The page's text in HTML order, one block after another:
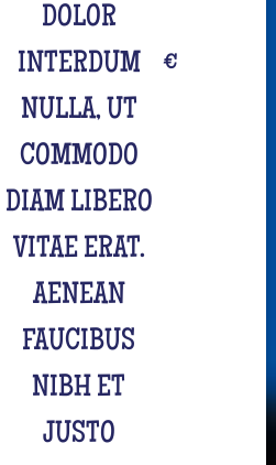
DOLOR
INTERDUM
NULLA, UT
COMMODO
DIAM LIBERO
VITAE ERAT.
AENEAN
FAUCIBUS
NIBH ET
JUSTO
€